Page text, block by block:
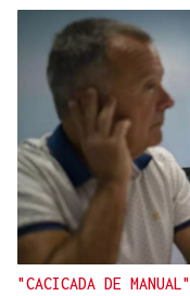
"CACICADA DE MANUAL"